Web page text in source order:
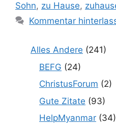
Sohn, zu Hause,
Kommentar
Alles Andere (241)
BEFG (24)
ChristusForum (2)
Gute Zitate (93)
HelpMyanmar (34)